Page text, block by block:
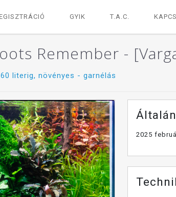
GYIK T.A.C.
Remember -
literig, növényes - garnélás
2025